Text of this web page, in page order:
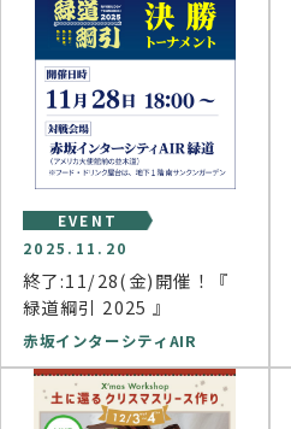
EVENT
2025.11.20
終了:11/28(金)開催！『
緑道綱引 2025 』
赤坂インターシティAIR